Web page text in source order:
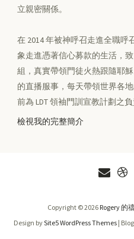
立親密關係。
在 2014 年被神呼召走進全職
象走進憑著信心募款的生活，
組，真實帶領門徒火熱跟隨耶穌
的直播服事，每天帶領世界各
前為 LDT 領袖門訓宣教計劃之負
檢視我的完整簡介
Copyright ©2026 Rogery 的
Design bySite5 WordPress Themes|